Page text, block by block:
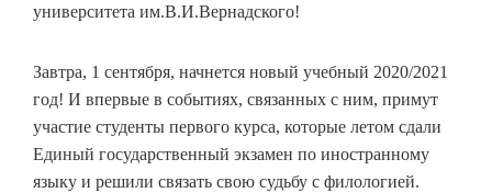
университета им.В.И.Вернадского!
Завтра, 1 сентября, начнется новый учебный 2020/2021
год! И впервые в событиях, связанных с ним, примут
участие студенты первого курса, которые летом сдали
Единый государственный экзамен по иностранному
языку и решили связать свою судьбу с филологией.